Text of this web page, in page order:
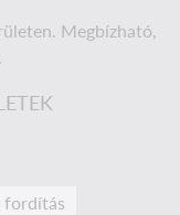
Megbízható,
fordítás